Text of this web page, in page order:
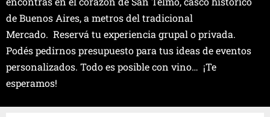
de Buenos Aires, a metros del tradicional
Mercado. Reservá tu experiencia grupal o privada.
Podés pedirnos presupuesto para tus ideas de eventos
personalizados. Todo es posible con vino… ¡Te
esperamos!